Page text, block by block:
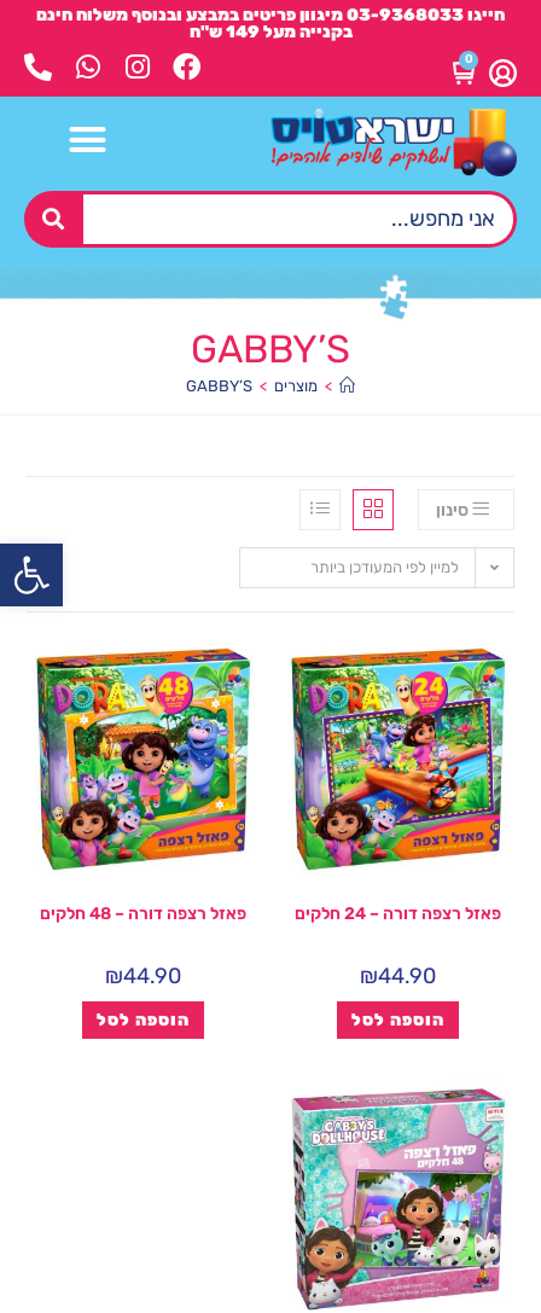
חייגו 03-9368033 מיגוון פריטים במבצע ובנוסף משלוח חינם
בקנייה מעל 149 ש"ח
0
GABBY’S
> מוצרים >
GABBY’S
סינון
למיין לפי המעודכן ביותר
פאזל רצפה דורה – 24 חלקים
₪44.90
הוספה לסל
פאזל רצפה דורה – 48 חלקים
₪44.90
הוספה לסל